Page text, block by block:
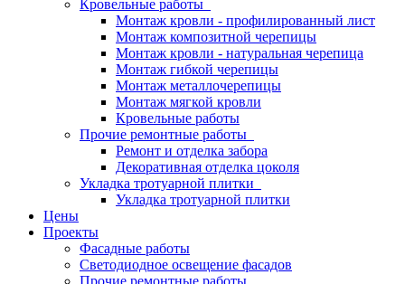
Кровельные работы
Монтаж кровли - профилированный лист
Монтаж композитной черепицы
Монтаж кровли - натуральная черепица
Монтаж гибкой черепицы
Монтаж металлочерепицы
Монтаж мягкой кровли
Кровельные работы
Прочие ремонтные работы
Ремонт и отделка забора
Декоративная отделка цоколя
Укладка тротуарной плитки
Укладка тротуарной плитки
Цены
Проекты
Фасадные работы
Светодиодное освещение фасадов
Прочие ремонтные работы